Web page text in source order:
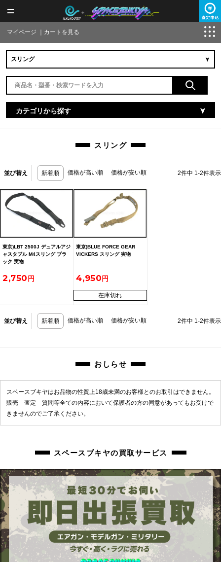
マイページ カートを見る
カテゴリから探す
スリング
並び替え 新着順 価格が高い順 価格が安い順 2件中 1-2件表示
東京)LBT 2500J デュアルアジ
ャスタブル M4スリング ブラ
ック 実物
2,750
東京)BLUE FORCE GEAR
VICKERS スリング 実物
4,950
在庫切れ
並び替え 新着順 価格が高い順 価格が安い順 2件中 1-2件表示
おしらせ
スペースブキヤはお品物の性質上18歳未満のお客様とのお取引はできません。
販売 査定 質問等全ての内容において保護者の方の同意があってもお受けで
きませんのでご了承ください。
スペースブキヤの買取サービス